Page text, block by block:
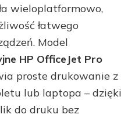
wieloplatformowo,
łatwego
Model
HP OfficeJet Pro
proste drukowanie z
lub laptopa – dzięki
do druku bez